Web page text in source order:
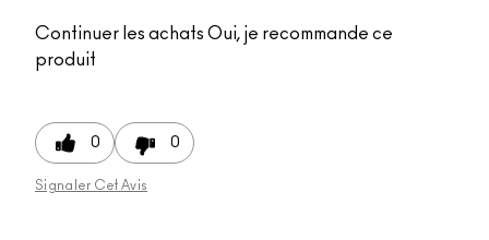
Continuer les achats Oui, je recommande ce
produit
0 0
Signaler Cet Avis